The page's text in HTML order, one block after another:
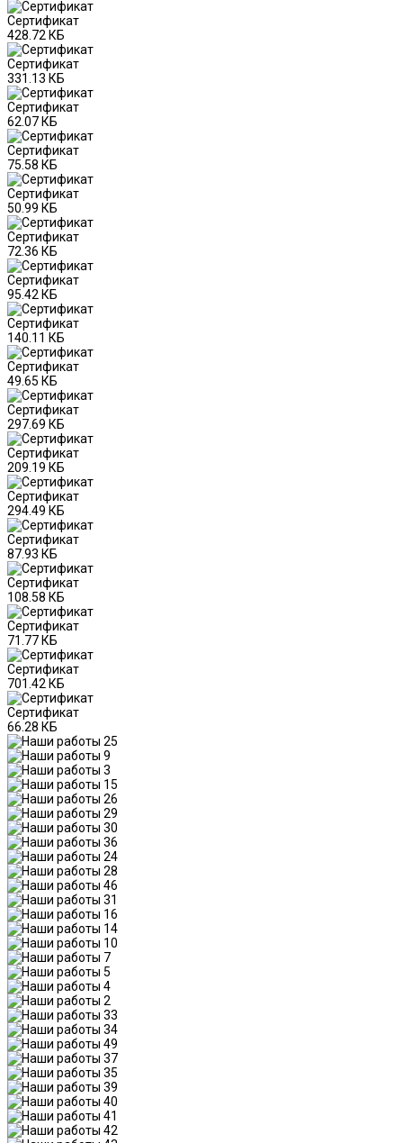
Сертификат
428.72 КБ
Сертификат
331.13 КБ
Сертификат
62.07 КБ
Сертификат
75.58 КБ
Сертификат
50.99 КБ
Сертификат
72.36 КБ
Сертификат
95.42 КБ
Сертификат
140.11 КБ
Сертификат
49.65 КБ
Сертификат
297.69 КБ
Сертификат
209.19 КБ
Сертификат
294.49 КБ
Сертификат
87.93 КБ
Сертификат
108.58 КБ
Сертификат
71.77 КБ
Сертификат
701.42 КБ
Сертификат
66.28 КБ